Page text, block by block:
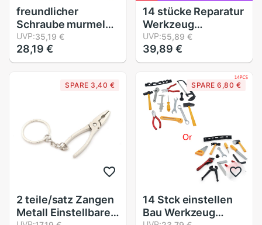
freundlicher
Schraube murmeln
Rätsel Spielzeug
vorgeben abspielen
Werkzeug Bohrer
Spielzeug Für
Jungen
Pädagogisches
UVP:35,19 €
28,19 €
14 stücke Reparatur
Werkzeug
einstellen vorgeben
Spielen Spielzeug
lehrreich
freundlicher
Tragbare
Werkzeugkasten
Spielzeug
Simulation
Schraubendreher
Demontage
UVP:55,89 €
39,89 €
SPARE 3,40 €
2 teile/satz Zangen
Metall Einstellbare
SPARE 6,80 €
14 Stck einstellen
Bau Werkzeug